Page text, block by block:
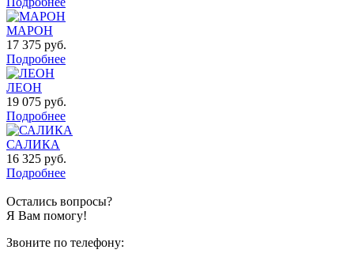
МАРОН
17 375 руб.
Подробнее
ЛЕОН
19 075 руб.
Подробнее
САЛИКА
16 325 руб.
Подробнее
Остались вопросы?
Я Вам помогу!
Звоните по телефону: